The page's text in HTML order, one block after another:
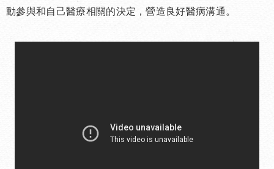
動參與和自己醫療相關的決定，營造良好醫病溝通。